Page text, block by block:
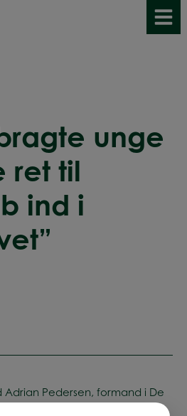
unge
ret til
ind i
Pedersen, formand i De
næstformand i Dansk